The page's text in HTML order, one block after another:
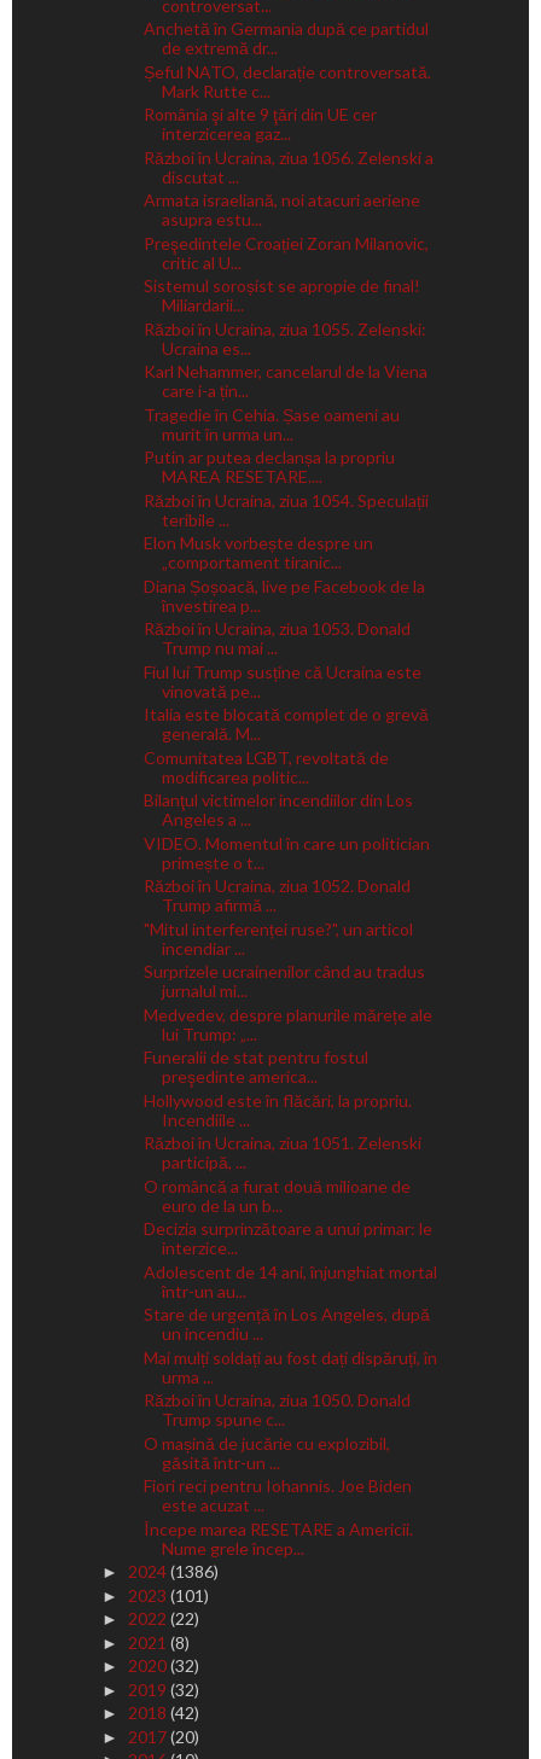
controversat...
Anchetă în Germania după ce partidul
de extremă dr...
Șeful NATO, declarație controversată.
Mark Rutte c...
România şi alte 9 ţări din UE cer
interzicerea gaz...
Război în Ucraina, ziua 1056. Zelenski a
discutat ...
Armata israeliană, noi atacuri aeriene
asupra estu...
Preşedintele Croației Zoran Milanovic,
critic al U...
Sistemul soroșist se apropie de final!
Miliardarii...
Război în Ucraina, ziua 1055. Zelenski:
Ucraina es...
Karl Nehammer, cancelarul de la Viena
care i-a țin...
Tragedie în Cehia. Șase oameni au
murit în urma un...
Putin ar putea declanșa la propriu
MAREA RESETARE....
Război în Ucraina, ziua 1054. Speculații
teribile ...
Elon Musk vorbește despre un
„comportament tiranic...
Diana Șoșoacă, live pe Facebook de la
învestirea p...
Război în Ucraina, ziua 1053. Donald
Trump nu mai ...
Fiul lui Trump susține că Ucraina este
vinovată pe...
Italia este blocată complet de o grevă
generală. M...
Comunitatea LGBT, revoltată de
modificarea politic...
Bilanţul victimelor incendiilor din Los
Angeles a ...
VIDEO. Momentul în care un politician
primește o t...
Război în Ucraina, ziua 1052. Donald
Trump afirmă ...
"Mitul interferenței ruse?", un articol
incendiar ...
Surprizele ucrainenilor când au tradus
jurnalul mi...
Medvedev, despre planurile mărețe ale
lui Trump: „...
Funeralii de stat pentru fostul
preşedinte america...
Hollywood este în flăcări, la propriu.
Incendiile ...
Război în Ucraina, ziua 1051. Zelenski
participă, ...
O româncă a furat două milioane de
euro de la un b...
Decizia surprinzătoare a unui primar: le
interzice...
Adolescent de 14 ani, înjunghiat mortal
într-un au...
Stare de urgență în Los Angeles, după
un incendiu ...
Mai mulți soldați au fost dați dispăruți, în
urma ...
Război în Ucraina, ziua 1050. Donald
Trump spune c...
O mașină de jucărie cu explozibil,
găsită într-un ...
Fiori reci pentru Iohannis. Joe Biden
este acuzat ...
Începe marea RESETARE a Americii.
Nume grele încep...
► 2024(1386)
► 2023 (101)
► 2022 (22)
► 2021 (8)
► 2020(32)
► 2019 (32)
► 2018 (42)
► 2017(20)